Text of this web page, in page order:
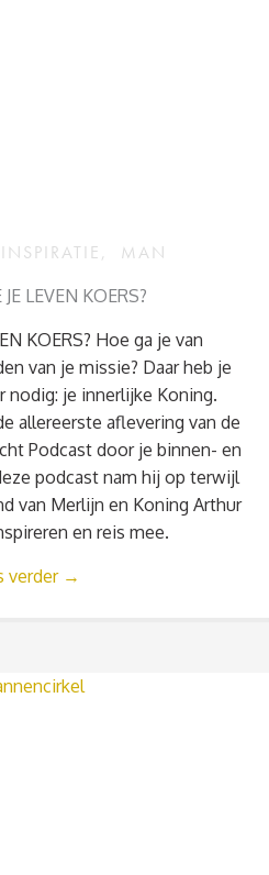
INSPIRATIE, MAN
JE LEVEN KOERS?
KOERS? Hoe ga je van
van je missie? Daar heb je
nodig: je innerlijke Koning.
allereerste aflevering van de
Podcast door je binnen- en
podcast nam hij op terwijl
van Merlijn en Koning Arthur
en reis mee.
verder →